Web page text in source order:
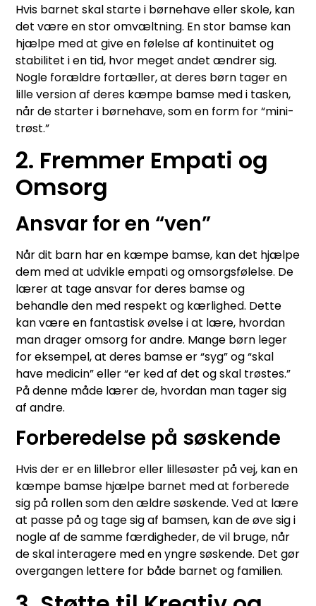
Hvis barnet skal starte i børnehave eller skole, kan
det være en stor omvæltning. En stor bamse kan
hjælpe med at give en følelse af kontinuitet og
stabilitet i en tid, hvor meget andet ændrer sig.
Nogle forældre fortæller, at deres børn tager en
lille version af deres kæmpe bamse med i tasken,
når de starter i børnehave, som en form for “mini-
trøst.”
2. Fremmer Empati og
Omsorg
Ansvar for en “ven”
Når dit barn har en kæmpe bamse, kan det hjælpe
dem med at udvikle empati og omsorgsfølelse. De
lærer at tage ansvar for deres bamse og
behandle den med respekt og kærlighed. Dette
kan være en fantastisk øvelse i at lære, hvordan
man drager omsorg for andre. Mange børn leger
for eksempel, at deres bamse er “syg” og “skal
have medicin” eller “er ked af det og skal trøstes.”
På denne måde lærer de, hvordan man tager sig
af andre.
Forberedelse på søskende
Hvis der er en lillebror eller lillesøster på vej, kan en
kæmpe bamse hjælpe barnet med at forberede
sig på rollen som den ældre søskende. Ved at lære
at passe på og tage sig af bamsen, kan de øve sig i
nogle af de samme færdigheder, de vil bruge, når
de skal interagere med en yngre søskende. Det gør
overgangen lettere for både barnet og familien.